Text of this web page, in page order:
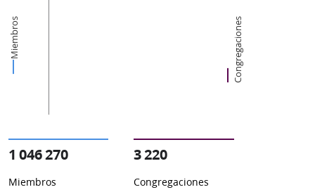
Miembros Congregaciones
1 046 270
Miembros
3 220
Congregaciones